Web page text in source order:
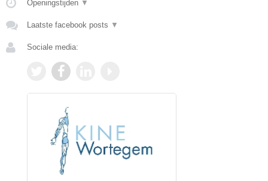
Openingstijden ▼
Laatste facebook posts ▼
Sociale media: